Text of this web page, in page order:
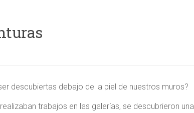
descubiertas debajo de la piel de nuestros muros?
trabajos en las galerías, se descubrieron